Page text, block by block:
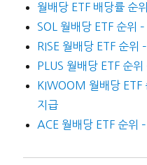
월배당 ETF 배당률 순
SOL 월배당 ETF 순위
RISE 월배당 ETF 순
PLUS 월배당 ETF 순
KIWOOM 월배당
지급
ACE 월배당 ETF 순위